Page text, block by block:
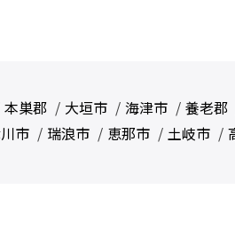
本巣郡 大垣市 海津市 養老郡
市 瑞浪市 恵那市 土岐市